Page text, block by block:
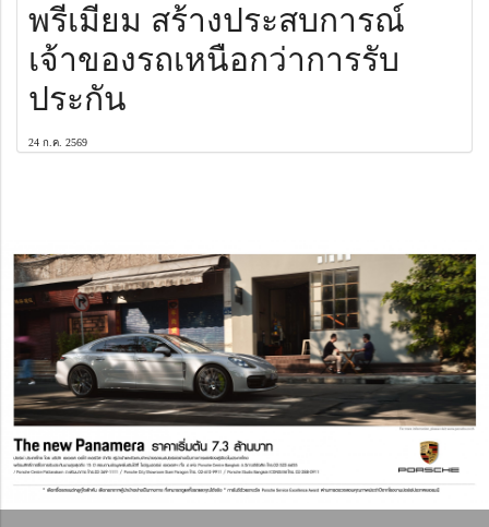
พรีเมียม สร้างประสบการณ์
เจ้าของรถเหนือกว่าการรับ
ประกัน
24 ก.ค. 2569